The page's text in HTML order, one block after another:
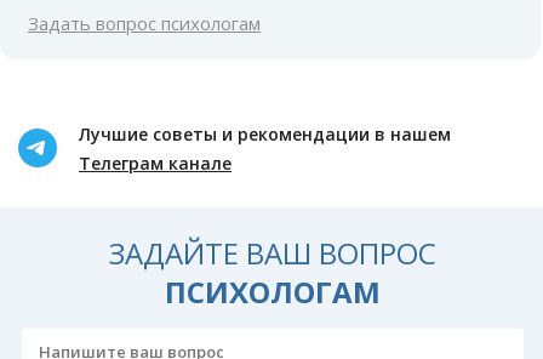
Задать вопрос психологам
Лучшие советы и рекомендации в нашем
Телеграм канале
ЗАДАЙТЕ ВАШ ВОПРОС
ПСИХОЛОГАМ